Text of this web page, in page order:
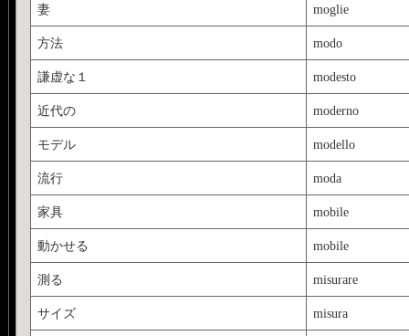
妻 moglie
方法 modo
謙虚な１ modesto
近代の moderno
モデル modello
流行 moda
家具 mobile
動かせる mobile
測る misurare
サイズ misura